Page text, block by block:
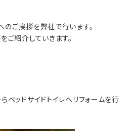
のご挨拶を弊社で行います。
ご紹介していきます。
ベッドサイドトイレへリフォームを行